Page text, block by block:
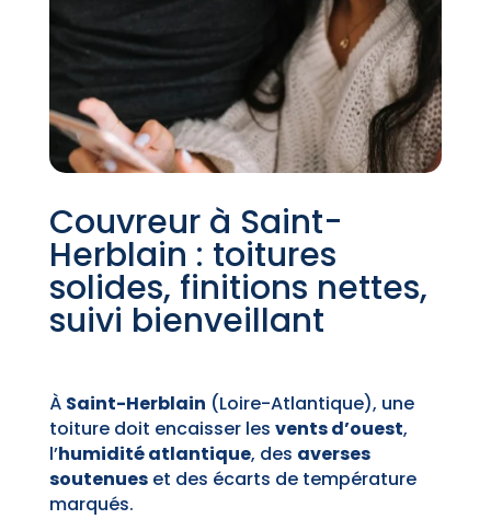
Couvreur à Saint-
Herblain : toitures
solides, finitions nettes,
suivi bienveillant
À Saint-Herblain (Loire-Atlantique), une
toiture doit encaisser les vents d’ouest,
l’humidité atlantique, des averses
soutenueset des écarts de température
marqués.